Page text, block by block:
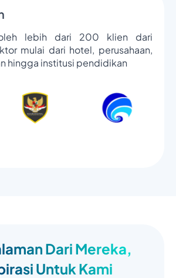
lebih dari 200 klien dari
mulai dari hotel, perusahaan,
hingga institusi pendidikan
Dari Mereka,
Untuk Kami